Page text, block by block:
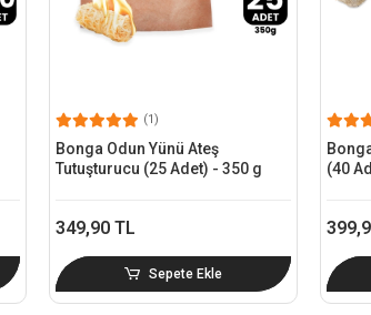
(1)
Bonga Odun Yünü Ateş
Tutuşturucu (25 Adet) - 350 g
349,90 TL
Sepete Ekle
(40